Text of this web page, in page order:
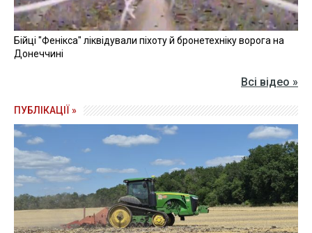
Бійці "Фенікса" ліквідували піхоту й бронетехніку ворога на
Донеччині
Всі відео »
ПУБЛІКАЦІЇ »